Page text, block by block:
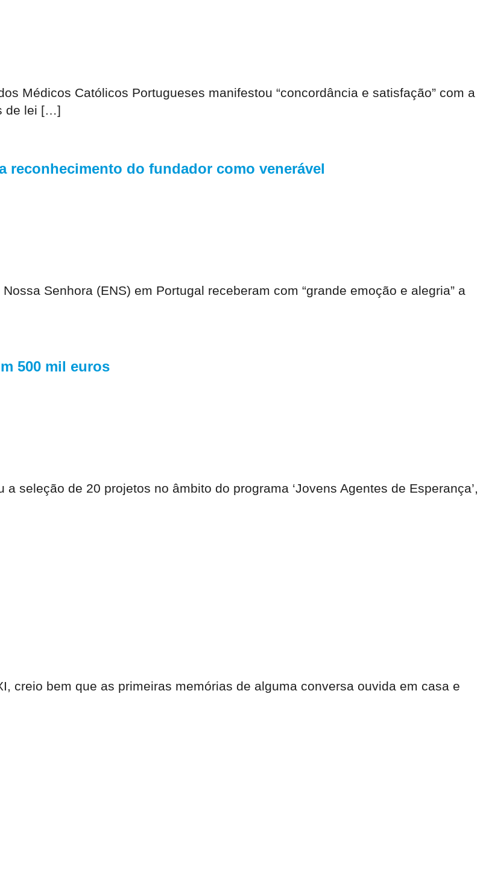
Médicos Católicos Portugueses manifestou “concordância e satisfação” com a
de lei […]
reconhecimento do fundador como venerável
Senhora (ENS) em Portugal receberam com “grande emoção e alegria” a
500 mil euros
seleção de 20 projetos no âmbito do programa ‘Jovens Agentes de Esperança’,
creio bem que as primeiras memórias de alguma conversa ouvida em casa e